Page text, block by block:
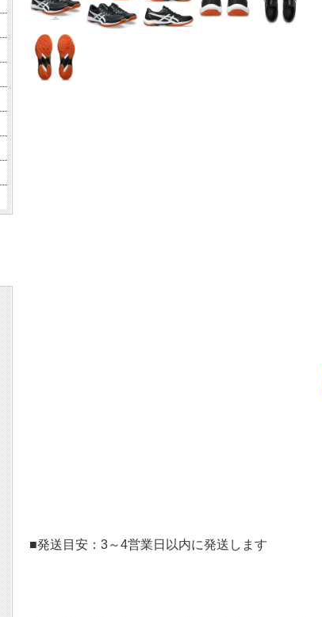
■発送目安：3～4営業日以内に発送します